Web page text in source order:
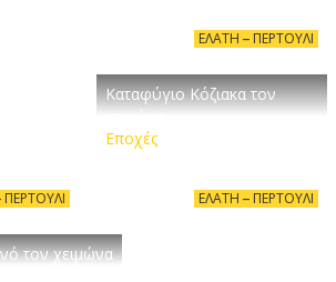
ΕΛΆΤΗ – ΠΕΡΤΟΎΛΙ
ΠΕΡΤΟΎΛΙ
τον χειμώνα
Καταφύγιο Κόζιακα τον
Εποχές
ΕΛΆΤΗ – ΠΕΡΤΟΎΛΙ